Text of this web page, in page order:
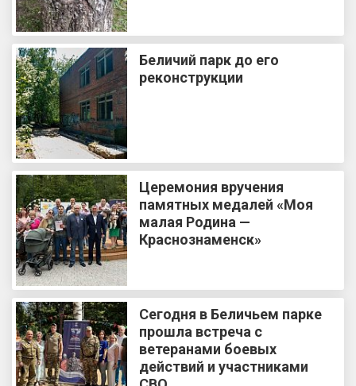
Беличий парк до его
реконструкции
Церемония вручения
памятных медалей «Моя
малая Родина —
Краснознаменск»
Сегодня в Беличьем парке
прошла встреча с
ветеранами боевых
действий и участниками